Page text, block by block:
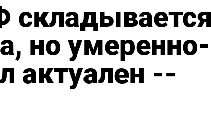
складывается
но умеренно-
актуален --